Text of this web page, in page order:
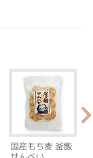
国産もち麦 釜飯